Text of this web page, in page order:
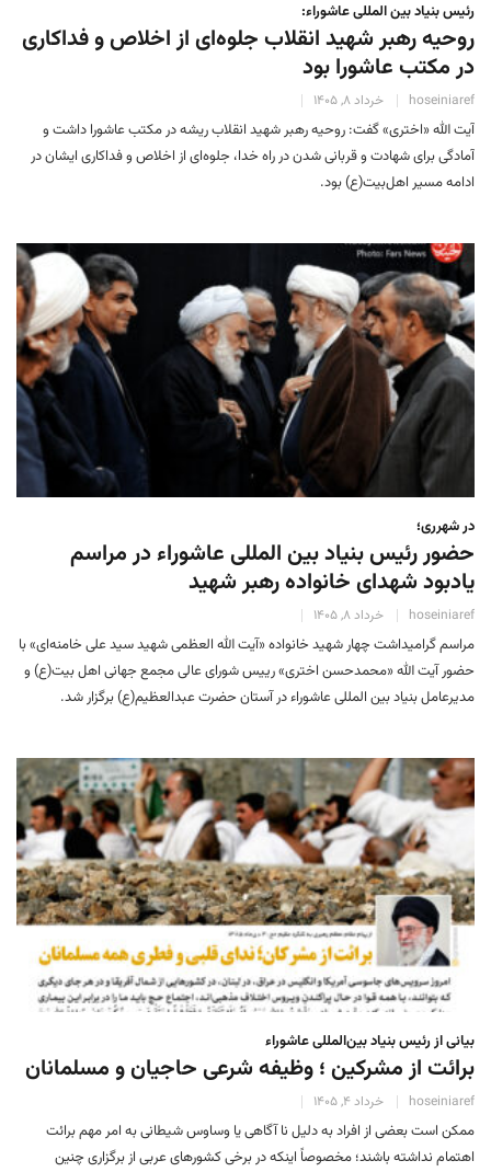
رئیس بنیاد بین المللی عاشوراء:
روحیه رهبر شهید انقلاب جلوه‌ای از اخلاص و فداکاری
در مکتب عاشورا بود
hoseiniaref خرداد 8, 1405
آیت الله «اختری» گفت: روحیه رهبر شهید انقلاب ریشه در مکتب عاشورا داشت و
آمادگی برای شهادت و قربانی شدن در راه خدا، جلوه‌ای از اخلاص و فداکاری ایشان در
ادامه مسیر اهل‌بیت(ع) بود.
در شهرری؛
حضور رئیس بنیاد بین المللی عاشوراء در مراسم
یادبود شهدای خانواده رهبر شهید
hoseiniaref خرداد 8, 1405
مراسم گرامیداشت چهار شهید خانواده «آیت الله العظمی شهید سید علی خامنه‌ای» با
حضور آیت الله «محمدحسن اختری» رییس شورای عالی مجمع جهانی اهل بیت(ع) و
مدیرعامل بنیاد بین المللی عاشوراء در آستان حضرت عبدالعظیم(ع) برگزار شد.
بیانی از رئیس بنیاد بین‌المللی عاشوراء
برائت از مشرکین ؛ وظیفه شرعی حاجیان و مسلمانان
hoseiniaref خرداد 4, 1405
ممکن است بعضی از افراد به دلیل نا آگاهی یا وساوس شیطانی به امر مهم برائت
اهتمام نداشته باشند؛ مخصوصاً اینکه در برخی کشورهای عربی از برگزاری چنین